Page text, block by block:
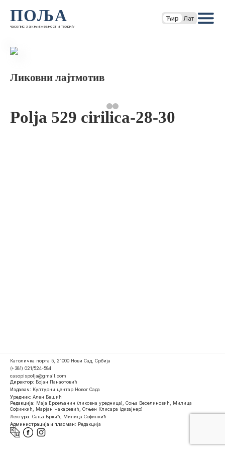
ПОЉА
часопис за књижевност и теорију
Ћир Лат
Ликовни лајтмотив
Polja 529 cirilica-28-30
Католичка порта 5, 21000 Нови Сад, Србија
(+381) 021/524-584
casopispolja@gmail.com
Директор: Бојан Панаотовић
Издавач: Културни центар Новог Сада
Уредник: Ален Бешић
Редакција: Маја Ердељанин (ликовна уредница), Соња Веселиновић, Милица
Софинкић, Марјан Чакаревић, Огњен Клисара (дизајнер)
Лектура: Сања Бркић, Милица Софинкић
Администрација и пласман: Редакција